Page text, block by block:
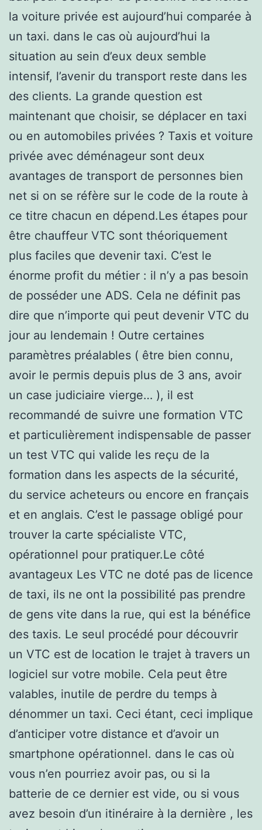
la voiture privée est aujourd’hui comparée à
un taxi. dans le cas où aujourd’hui la
situation au sein d’eux deux semble
intensif, l’avenir du transport reste dans les
des clients. La grande question est
maintenant que choisir, se déplacer en taxi
ou en automobiles privées ? Taxis et voiture
privée avec déménageur sont deux
avantages de transport de personnes bien
net si on se réfère sur le code de la route à
ce titre chacun en dépend.Les étapes pour
être chauffeur VTC sont théoriquement
plus faciles que devenir taxi. C’est le
énorme profit du métier : il n’y a pas besoin
de posséder une ADS. Cela ne définit pas
dire que n’importe qui peut devenir VTC du
jour au lendemain ! Outre certaines
paramètres préalables ( être bien connu,
avoir le permis depuis plus de 3 ans, avoir
un case judiciaire vierge… ), il est
recommandé de suivre une formation VTC
et particulièrement indispensable de passer
un test VTC qui valide les reçu de la
formation dans les aspects de la sécurité,
du service acheteurs ou encore en français
et en anglais. C’est le passage obligé pour
trouver la carte spécialiste VTC,
opérationnel pour pratiquer.Le côté
avantageux Les VTC ne doté pas de licence
de taxi, ils ne ont la possibilité pas prendre
de gens vite dans la rue, qui est la bénéfice
des taxis. Le seul procédé pour découvrir
un VTC est de location le trajet à travers un
logiciel sur votre mobile. Cela peut être
valables, inutile de perdre du temps à
dénommer un taxi. Ceci étant, ceci implique
d’anticiper votre distance et d’avoir un
smartphone opérationnel. dans le cas où
vous n’en pourriez avoir pas, ou si la
batterie de ce dernier est vide, ou si vous
avez besoin d’un itinéraire à la dernière , les